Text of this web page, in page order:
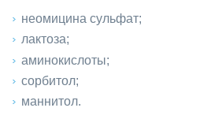
неомицина сульфат;
лактоза;
аминокислоты;
сорбитол;
маннитол.